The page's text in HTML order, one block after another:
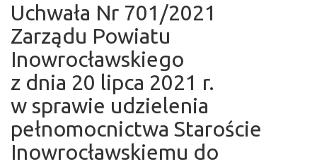
Uchwała Nr 701/2021
Zarządu Powiatu
Inowrocławskiego
z dnia 20 lipca 2021 r.
w sprawie udzielenia
pełnomocnictwa Staroście
Inowrocławskiemu do